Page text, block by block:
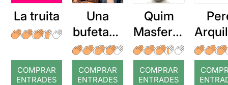
La truita
COMPRAR
ENTRADES
Una
bufetada
a temps
COMPRAR
ENTRADES
Quim
Masferre
r: Temps
COMPRAR
ENTRADES
: